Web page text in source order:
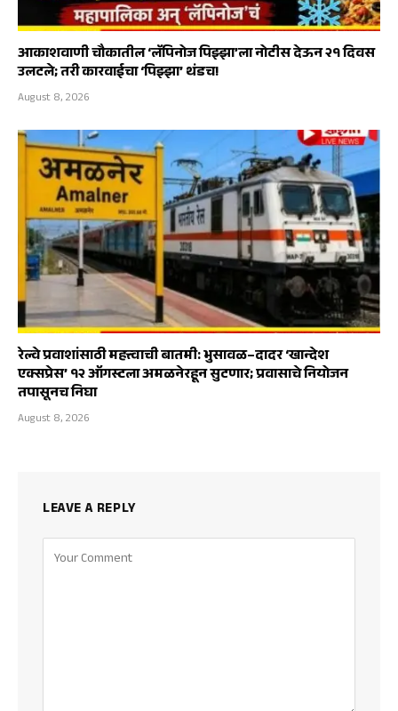
आकाशवाणी चौकातील ‘लॅपिनोज पिझ्झा’ला नोटीस देऊन २१ दिवस
उलटले; तरी कारवाईचा ‘पिझ्झा’ थंडच!
August 8, 2026
रेल्वे प्रवाशांसाठी महत्त्वाची बातमी: भुसावळ–दादर ‘खान्देश
एक्सप्रेस’ १२ ऑगस्टला अमळनेरहून सुटणार; प्रवासाचे नियोजन
तपासूनच निघा
August 8, 2026
LEAVE A REPLY